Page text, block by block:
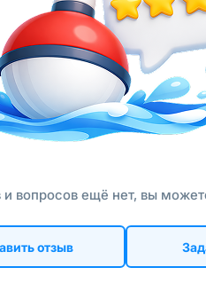
и вопросов ещё нет, вы
отзыв